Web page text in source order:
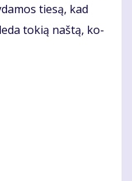
tie­są, kad
to­kią naš­tą, ko­